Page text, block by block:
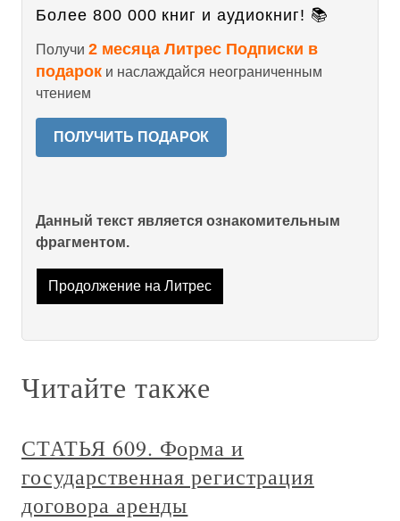
Более 800 000 книг и аудиокниг! 📚
Получи 2 месяца Литрес Подписки в
подарок и наслаждайся неограниченным
чтением
ПОЛУЧИТЬ ПОДАРОК
Данный текст является ознакомительным
фрагментом.
Продолжение на Литрес
Читайте также
СТАТЬЯ 609. Форма и
государственная регистрация
договора аренды